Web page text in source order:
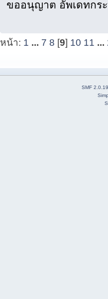
ขออนุญาต อัพเดทกร
หน้า: 1 ... 7 8 [9] 10 11 ...
SMF 2.0.19